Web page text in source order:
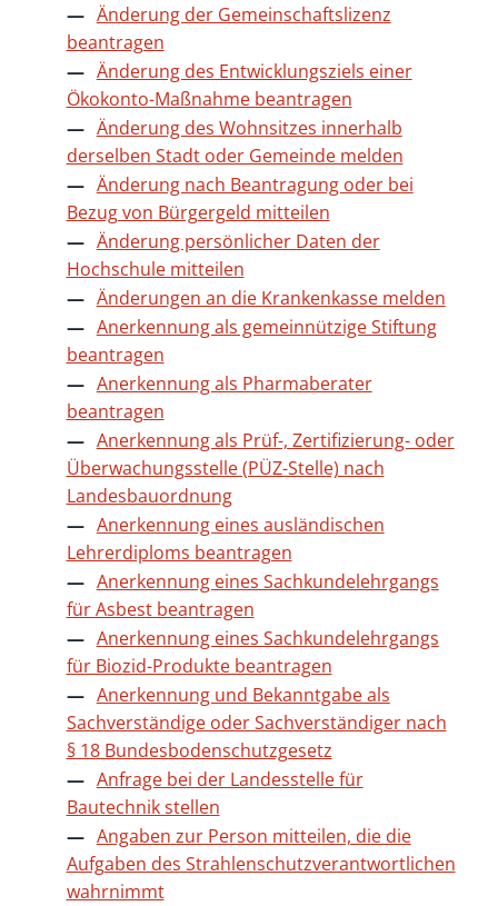
Änderung der Gemeinschaftslizenz
beantragen
Änderung des Entwicklungsziels einer
Ökokonto-Maßnahme beantragen
Änderung des Wohnsitzes innerhalb
derselben Stadt oder Gemeinde melden
Änderung nach Beantragung oder bei
Bezug von Bürgergeld mitteilen
Änderung persönlicher Daten der
Hochschule mitteilen
Änderungen an die Krankenkasse melden
Anerkennung als gemeinnützige Stiftung
beantragen
Anerkennung als Pharmaberater
beantragen
Anerkennung als Prüf-, Zertifizierung- oder
Überwachungsstelle (PÜZ-Stelle) nach
Landesbauordnung
Anerkennung eines ausländischen
Lehrerdiploms beantragen
Anerkennung eines Sachkundelehrgangs
für Asbest beantragen
Anerkennung eines Sachkundelehrgangs
für Biozid-Produkte beantragen
Anerkennung und Bekanntgabe als
Sachverständige oder Sachverständiger nach
§ 18 Bundesbodenschutzgesetz
Anfrage bei der Landesstelle für
Bautechnik stellen
Angaben zur Person mitteilen, die die
Aufgaben des Strahlenschutzverantwortlichen
wahrnimmt